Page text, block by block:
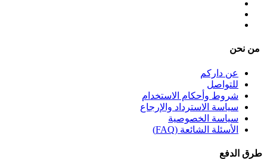
من نحن
عن داركم
للتواصل
شروط وأحكام الاستخدام
سياسة الاسترداد والإرجاع
سياسة الخصوصية
الأسئلة الشائعة (FAQ)
طرق الدفع